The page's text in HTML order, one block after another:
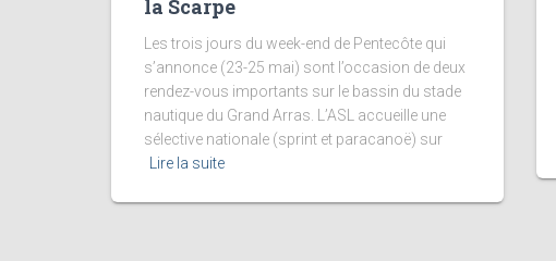
la Scarpe
Les trois jours du week-end de Pentecôte qui
s’annonce (23-25 mai) sont l’occasion de deux
rendez-vous importants sur le bassin du stade
nautique du Grand Arras. L’ASL accueille une
sélective nationale (sprint et paracanoë) sur
Lire la suite